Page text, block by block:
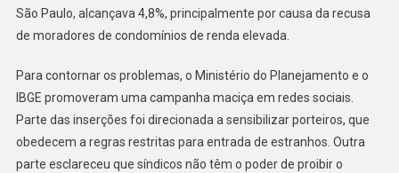
São Paulo, alcançava 4,8%, principalmente por causa da recusa
de moradores de condomínios de renda elevada.
Para contornar os problemas, o Ministério do Planejamento e o
IBGE promoveram uma campanha maciça em redes sociais.
Parte das inserções foi direcionada a sensibilizar porteiros, que
obedecem a regras restritas para entrada de estranhos. Outra
parte esclareceu que síndicos não têm o poder de proibir o